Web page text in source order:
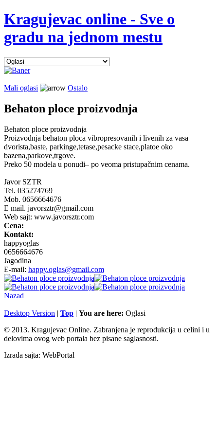
Kragujevac online - Sve o
gradu na jednom mestu
Mali oglasi Ostalo
Behaton ploce proizvodnja
Behaton ploce proizvodnja
Proizvodnja behaton ploca vibropresovanih i livenih za vasa
dvorista,baste, parkinge,tetase,pesacke stace,platoe oko
bazena,parkove,trgove.
Preko 50 modela u ponudi– po veoma pristupačnim cenama.
Javor SZTR
Tel. 035274769
Mob. 0656664676
E mail. javorsztr@gmail.com
Web sajt: www.javorsztr.com
Cena:
Kontakt:
happyoglas
0656664676
Jagodina
E-mail: happy.oglas@gmail.com
Nazad
Desktop Version | Top | You are here: Oglasi
© 2013. Kragujevac Online. Zabranjena je reprodukcija u celini i u
delovima ovog web portala bez pisane saglasnosti.
Izrada sajta: WebPortal